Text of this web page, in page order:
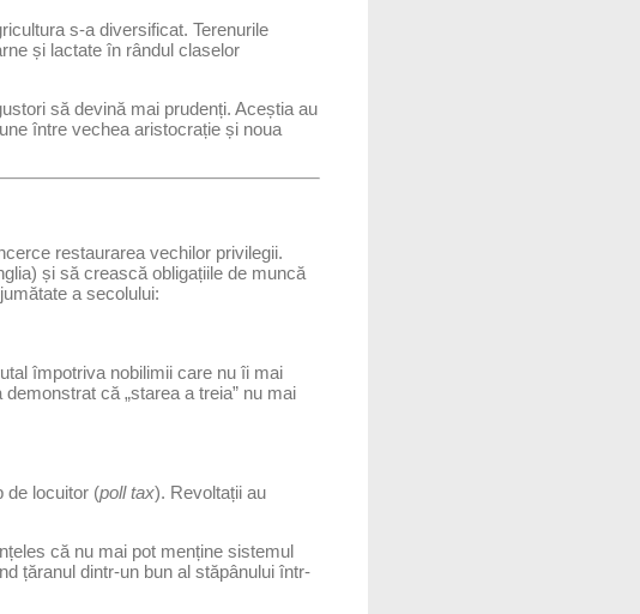
s-a diversificat. Terenurile
și lactate în rândul claselor
să devină mai prudenți. Aceștia au
între vechea aristocrație și noua
restaurarea vechilor privilegii.
și să crească obligațiile de muncă
a secolului:
împotriva nobilimii care nu îi mai
că „starea a treia” nu mai
de locuitor (poll tax). Revoltații au
că nu mai pot menține sistemul
țăranul dintr-un bun al stăpânului într-